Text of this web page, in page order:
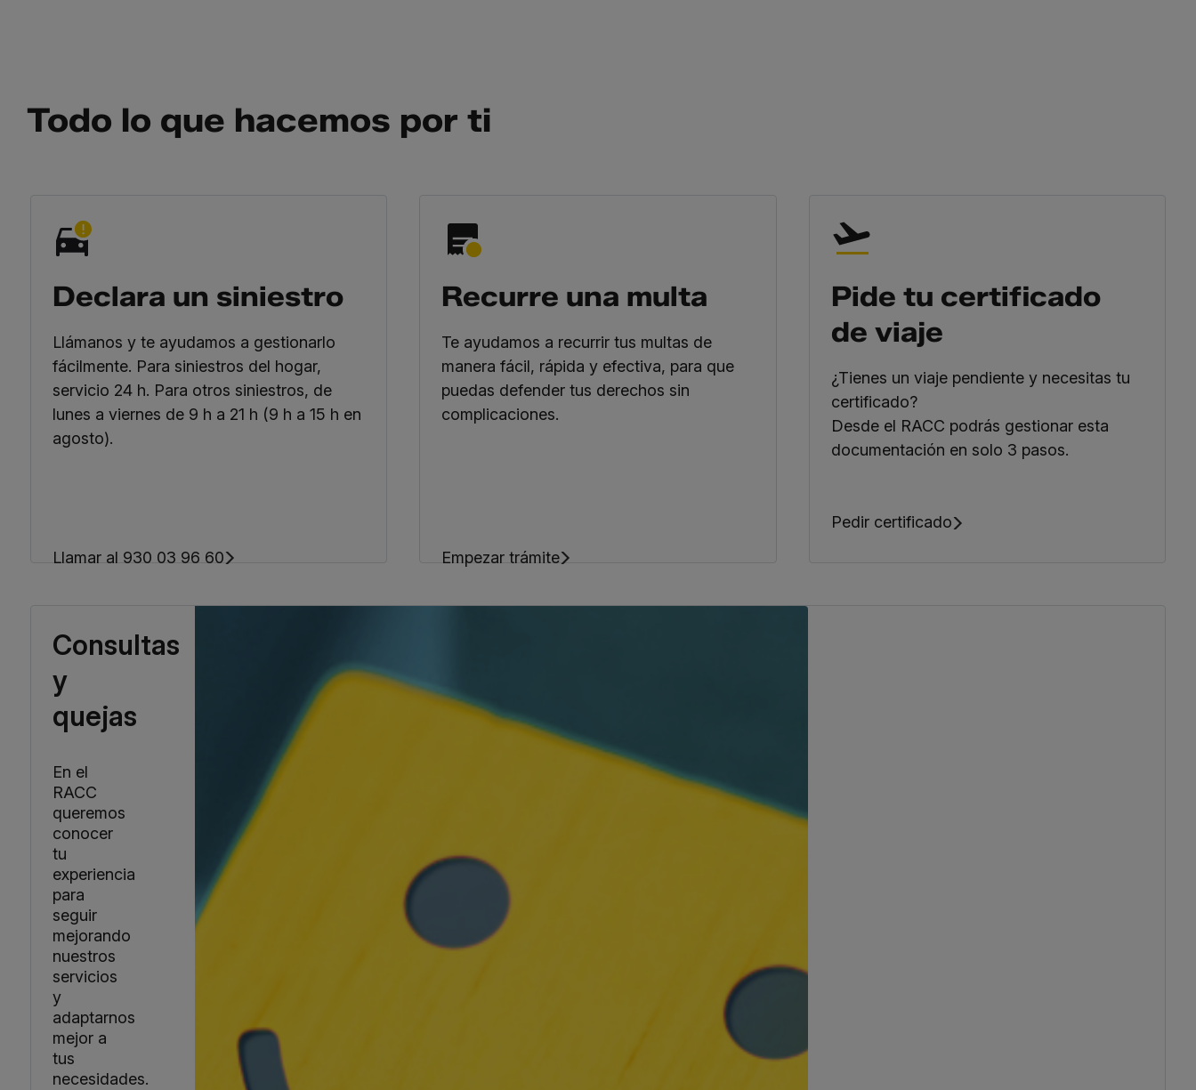
Todo lo que hacemos por ti
Declara un siniestro
Llámanos y te ayudamos a gestionarlo
fácilmente. Para siniestros del hogar,
servicio 24 h. Para otros siniestros, de
lunes a viernes de 9 h a 21 h (9 h a 15 h en
agosto).
Llamar al 930 03 96 60
Recurre una multa
Te ayudamos a recurrir tus multas de
manera fácil, rápida y efectiva, para que
puedas defender tus derechos sin
complicaciones.
Empezar trámite
Pide tu certificado
de viaje
¿Tienes un viaje pendiente y necesitas tu
certificado?
Desde el RACC podrás gestionar esta
documentación en solo 3 pasos.
Pedir certificado
Consultas
y
quejas
En el
RACC
queremos
conocer
tu
experiencia
para
seguir
mejorando
nuestros
servicios
y
adaptarnos
mejor a
tus
necesidades.